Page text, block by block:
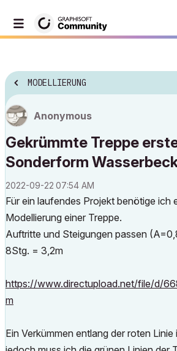
MODELLIERUNG
Anonymous
Gekrümmte Treppe
Sonderform
‎2022-09-22 07:54 AM
Für ein laufendes Projekt benötige ich
Modellierung einer Treppe.
Auftritte und Steigungen passen
8Stg. = 3,2m
https://www.directupload.net/file/d/
m
Ein Verkümmen entlang der roten Linie